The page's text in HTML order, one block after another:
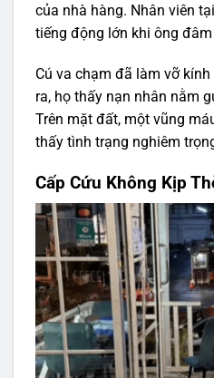
của nhà hàng. Nhân viên
tiếng động lớn khi ông
Cú va chạm đã làm vỡ
ra, họ thấy nạn nhân nằm
Trên mặt đất, một vũng
thấy tình trạng nghiêm
Cấp Cứu Không Kịp